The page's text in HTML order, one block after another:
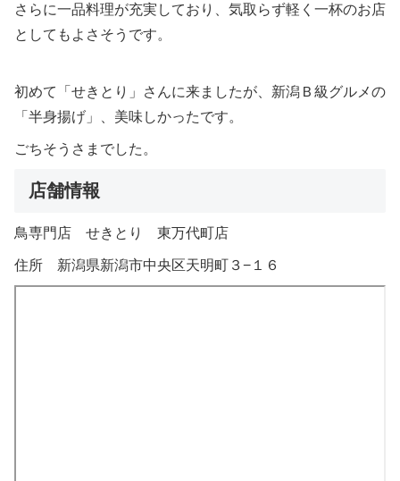
さらに一品料理が充実しており、気取らず軽く一杯のお店
としてもよさそうです。
初めて「せきとり」さんに来ましたが、新潟Ｂ級グルメの
「半身揚げ」、美味しかったです。
ごちそうさまでした。
店舗情報
鳥専門店 せきとり 東万代町店
住所 新潟県新潟市中央区天明町３−１６